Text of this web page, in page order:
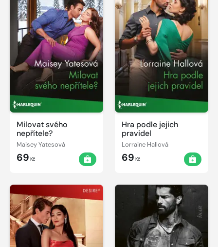
Milovat svého
nepřítele?
Maisey Yatesová
69 Kč
Hra podle jejich
pravidel
Lorraine Hallová
69 Kč